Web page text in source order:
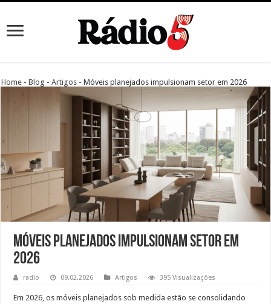
Home -Blog -Artigos -Móveis planejados impulsionam setor em 2026
Móveis planejados impulsionam setor em
2026
radio 09.02.2026 Artigos 395 Visualizações
Em 2026, os móveis planejados sob medida estão se consolidando